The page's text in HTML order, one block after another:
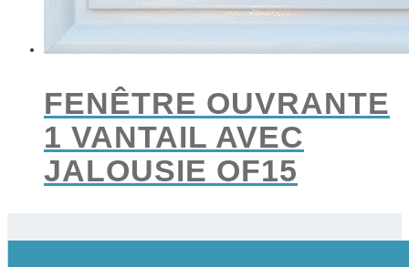
FENÊTRE OUVRANTE
1 VANTAIL AVEC
JALOUSIE OF15